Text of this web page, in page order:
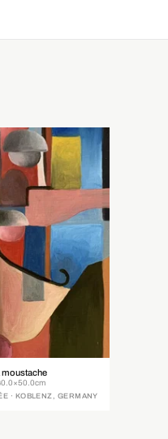
moustache
· KOBLENZ, GERMANY